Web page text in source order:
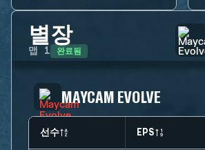
별장
맵 1 완료됨
MAYCAM EVOLVE
선수 EPS